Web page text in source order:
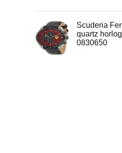
Scuderia
quartz
0830650